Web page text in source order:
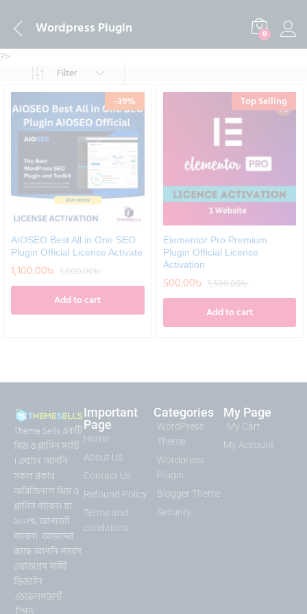
Wordpress Plugin 0
?>
Filter
-39%
AIOSEO Best All in One SEO
Plugin Official License Activate
1,100.00৳ 1,800.00৳
Add to cart
Top Selling
Elementor Pro Premium
Plugin Official License
Activation
500.00৳ 1,500.00৳
Add to cart
Theme Sells একটি
থিম ও প্লাগিন সাইট
। এখানে আপনি
সকল প্রকার
অরিজিনাল থিম ও
প্লাগিন পাবেন। যা
১০০% আপডেট
পাবেন। আমাদের
কাছে আপনি পাবেন
ওয়াডপ্রেস সাইট
ডিজাইন
,ডেভেলপমেন্ট
Important
Page
Home
About Us
Contact Us
Refound Policy
Terms and
conditions
Categories
WordPress
Theme
Wordpress
Plugin
Blogger Theme
Security
My Page
My Cart
My Account